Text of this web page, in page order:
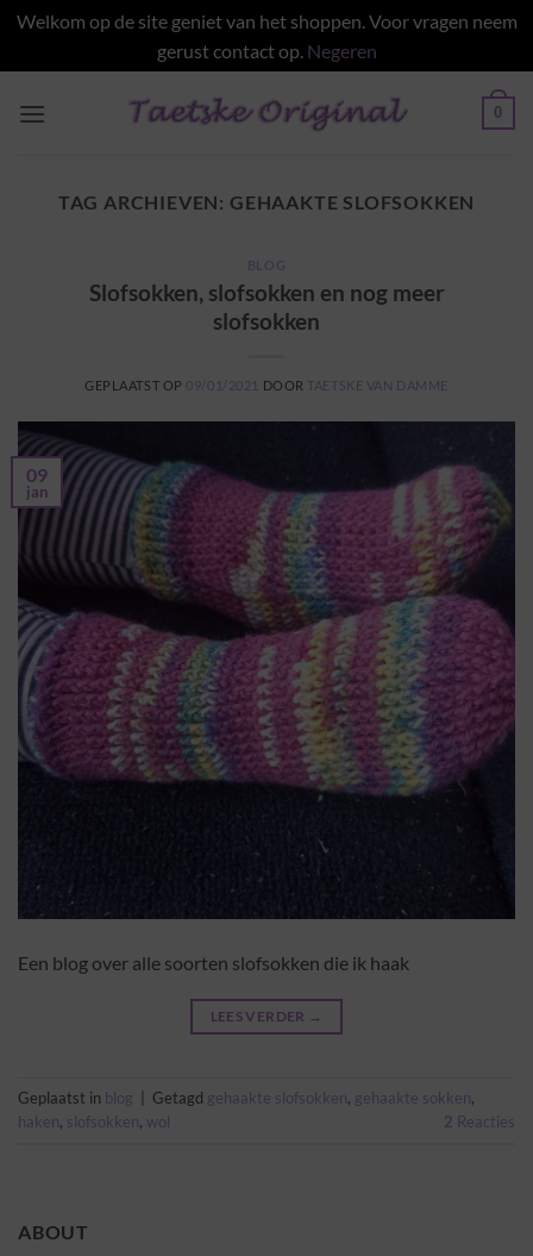
Welkom op de site geniet van het shoppen. Voor vragen neem
gerust contact op. Negeren
naar
0
TAG ARCHIEVEN: GEHAAKTE SLOFSOKKEN
BLOG
Slofsokken, slofsokken en nog meer
slofsokken
GEPLAATST OP 09/01/2021 DOOR TAETSKE VAN DAMME
09
jan
Een blog over alle soorten slofsokken die ik haak
LEES VERDER →
Geplaatst in blog Getagd gehaakte slofsokken, gehaakte sokken,
haken, slofsokken, wol 2 Reacties
ABOUT